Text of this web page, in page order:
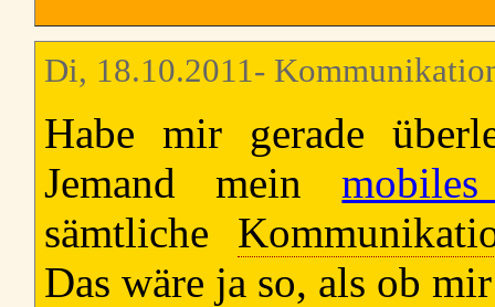
Di, 18.10.2011-
Habe mir gerade
Jemand mein
sämtliche
Das wäre ja so, als ob